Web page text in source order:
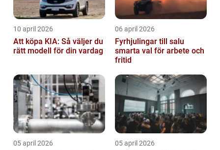
10 april 2026
Att köpa KIA: Så väljer du
rätt modell för din vardag
06 april 2026
Fyrhjulingar till salu
smarta val för arbete och
fritid
05 april 2026 05 april 2026